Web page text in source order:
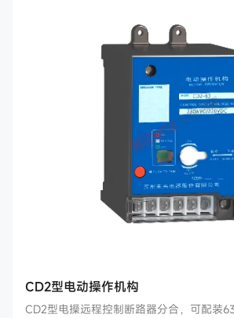
CD2型电动操作机构
CD2型电操远程控制断路器分合，可配装